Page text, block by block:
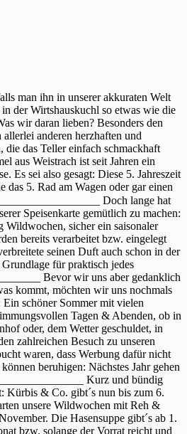
man ihn in unserer akkuraten Welt
der Wirtshauskuchl so etwas wie die
wir daran lieben? Besonders den
anderen herzhaften und
die das Teller einfach schmackhaft
aus Weistrach ist seit Jahren ein
Es sei also gesagt: Diese 5. Jahreszeit
das 5. Rad am Wagen oder gar einen
Doch lange hat
Speisenkarte gemütlich zu machen:
Wildwochen, sicher ein saisonaler
bereits verarbeitet bzw. eingelegt
seinen Duft auch schon in der
für praktisch jedes
Bevor wir uns aber gedanklich
kommt, möchten wir uns nochmals
schöner Sommer mit vielen
Tagen & Abenden, ob in
oder, dem Wetter geschuldet, in
zahlreichen Besuch zu unseren
waren, dass Werbung dafür nicht
beruhigen: Nächstes Jahr gehen
Kurz und bündig
Kürbis & Co. gibt´s nun bis zum 6.
unsere Wildwochen mit Reh &
Die Hasensuppe gibt´s ab 1.
bzw. solange der Vorrat reicht und